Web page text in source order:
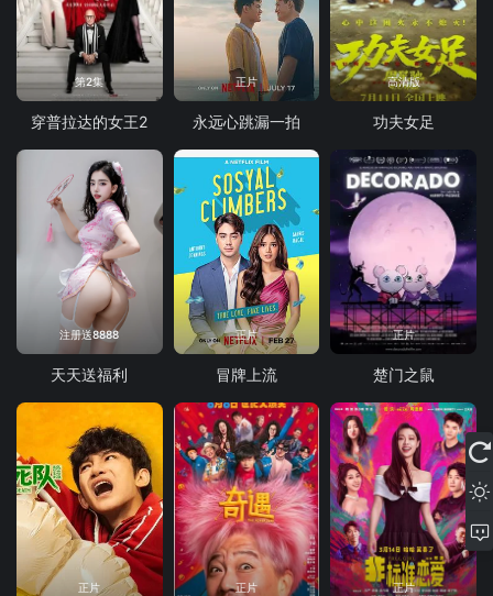
第2集
穿普拉达的女王2
正片
永远心跳漏一拍
高清版
功夫女足
注册送8888
天天送福利
正片
冒牌上流
正片
楚门之鼠
正片 正片 正片